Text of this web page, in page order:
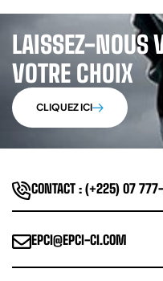
LAISSEZ-NOUS
VOTRE CHOIX
CLIQUEZ ICI
CONTACT : (+225) 07
EPCI@EPCI-CI.COM